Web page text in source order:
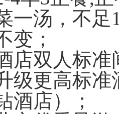
一汤，不
变；
店双人标
级更高标
钻酒